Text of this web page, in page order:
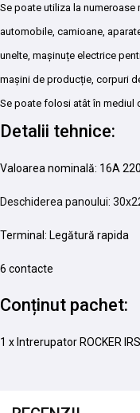
Se poate utiliza la
automobile, camioane,
unelte, mașinuțe electrice
mașini de producție, corpuri
Se poate folosi atât în mediul
Detalii tehnice:
Valoarea nominală: 16A
Deschiderea panoului:
Terminal: Legătură rapida
6 contacte
Conținut pachet:
1 x Intrerupator ROCKER